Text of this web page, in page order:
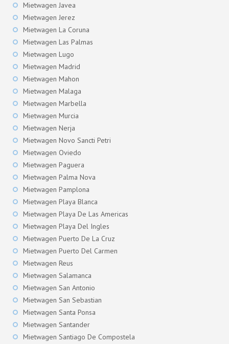
Mietwagen Javea
Mietwagen Jerez
Mietwagen La Coruna
Mietwagen Las Palmas
Mietwagen Lugo
Mietwagen Madrid
Mietwagen Mahon
Mietwagen Malaga
Mietwagen Marbella
Mietwagen Murcia
Mietwagen Nerja
Mietwagen Novo Sancti Petri
Mietwagen Oviedo
Mietwagen Paguera
Mietwagen Palma Nova
Mietwagen Pamplona
Mietwagen Playa Blanca
Mietwagen Playa De Las Americas
Mietwagen Playa Del Ingles
Mietwagen Puerto De La Cruz
Mietwagen Puerto Del Carmen
Mietwagen Reus
Mietwagen Salamanca
Mietwagen San Antonio
Mietwagen San Sebastian
Mietwagen Santa Ponsa
Mietwagen Santander
Mietwagen Santiago De Compostela